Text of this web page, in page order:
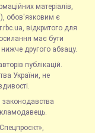
матеріалів,
обов'язковим є
відкритого для
має бути
нижче другого абзацу.
публікацій.
України, не
законодавства